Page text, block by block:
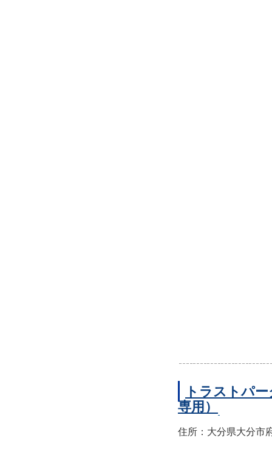
トラストパ
専用）
住所：大分県大分市